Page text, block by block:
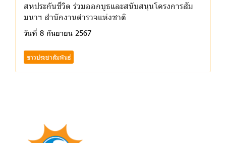
สหประกันชีวิต ร่วมออกบูธและสนับสนุนโครงการสัม
มนาฯ สำนักงานตำรวจแห่งชาติ
วันที่ 8 กันยายน 2567
ข่าวประชาสัมพันธ์